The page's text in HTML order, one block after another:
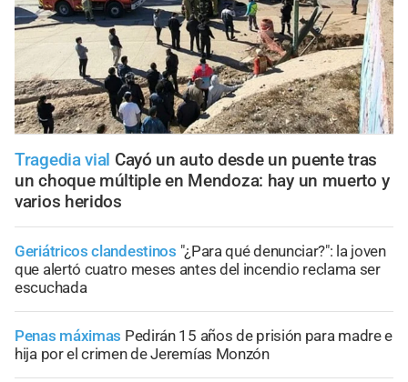
Tragedia vial Cayó un auto desde un puente tras
un choque múltiple en Mendoza: hay un muerto y
varios heridos
Geriátricos clandestinos "¿Para qué denunciar?": la joven
que alertó cuatro meses antes del incendio reclama ser
escuchada
Penas máximas Pedirán 15 años de prisión para madre e
hija por el crimen de Jeremías Monzón